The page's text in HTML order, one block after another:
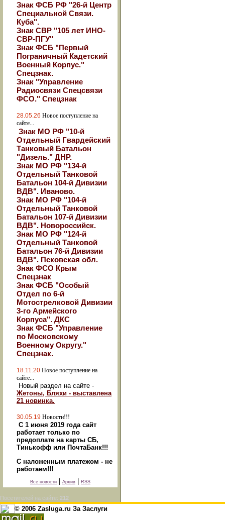
Знак ФСБ РФ "26-й Центр
Специальной Связи.
Куба".
Знак СВР "105 лет ИНО-
СВР-ПГУ"
Знак ФСБ "Первый
Пограничный Кадетский
Военный Корпус."
Спецзнак.
Знак "Управление
Радиосвязи Спецсвязи
ФСО." Спецзнак
28.05.26 Новое поступление на
сайте...
Знак МО РФ "10-й
Отдельный Гвардейский
Танковый Батальон
"Дизель." ДНР.
Знак МО РФ "134-й
Отдельный Танковой
Батальон 104-й Дивизии
ВДВ". Иваново.
Знак МО РФ "104-й
Отдельный Танковой
Батальон 107-й Дивизии
ВДВ". Новороссийск.
Знак МО РФ "124-й
Отдельный Танковой
Батальон 76-й Дивизии
ВДВ". Псковская обл.
Знак ФСО Крым
Спецзнак
Знак ФСБ "Особый
Отдел по 6-й
Мотострелковой Дивизии
3-го Армейского
Корпуса". ДКС
Знак ФСБ "Управление
по Московскому
Военному Округу."
Спецзнак.
18.11.20 Новое поступление на
сайте...
Новый раздел на сайте -
Жетоны, Бляхи - выставлена
21 новинка.
30.05.19 Новости!!!
С 1 июня 2019 года сайт
работает только по
предоплате на карты СБ,
Тинькофф или ПочтаБанк!!!
С наложенным платежом - не
работаем!!!
Все новости Архив RSS
Посетителей на сайте: 212
© 2006 Zasluga.ru За Заслуги